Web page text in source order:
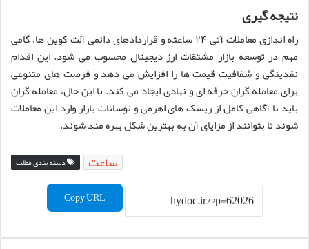
نتیجه گیری
راه اندازی معاملات آتی ۲۴ ساعته و قراردادهای دائمی آلت کوین ها، گامی
مهم در توسعه بازار مشتقات ارز دیجیتال محسوب می شود. این اقدام
نقدینگی و شفافیت قیمت ها را افزایش می دهد و فرصت های متنوعی
برای معامله گران حرفه ای و نهادی ایجاد می کند. با این حال، معامله گران
باید با آگاهی کامل از ریسک های اهرمی و نوسانات بازار وارد این معاملات
شوند تا بتوانند از مزایای آن به بهترین شکل بهره مند شوند.
دسته بندی مطلب ساعت
Copy URL